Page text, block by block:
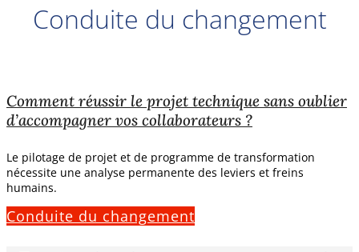
Conduite du changement
Comment réussir le projet technique sans oublier
d’accompagner vos collaborateurs ?
Le pilotage de projet et de programme de transformation
nécessite une analyse permanente des leviers et freins
humains.
Conduite du changement